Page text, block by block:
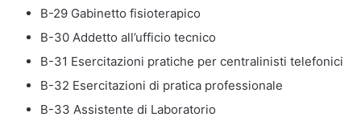
B-29 Gabinetto fisioterapico
B-30 Addetto all’ufficio tecnico
B-31 Esercitazioni pratiche per centralinisti telefonici
B-32 Esercitazioni di pratica professionale
B-33 Assistente di Laboratorio